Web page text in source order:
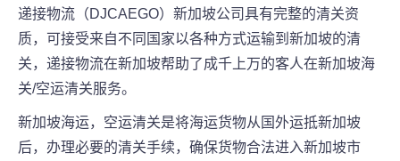
递接物流（DJCAEGO）新加坡公司具有完整的清关资
质，可接受来自不同国家以各种方式运输到新加坡的清
关，递接物流在新加坡帮助了成千上万的客人在新加坡海
关/空运清关服务。
新加坡海运，空运清关是将海运货物从国外运抵新加坡
后，办理必要的清关手续，确保货物合法进入新加坡市